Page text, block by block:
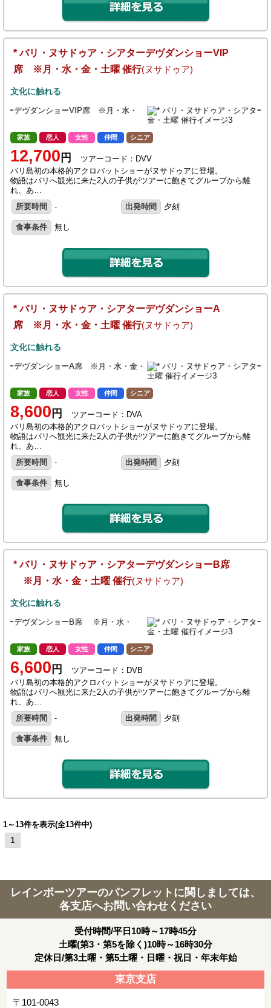
* バリ・ヌサドゥア・シアターデヴダンショーVIP
席 ※月・水・金・土曜 催行(ヌサドゥア)
文化に触れる
家族 恋人 女性 仲間 シニア
12,700 円
ツアーコード：DVV
バリ島初の本格的アクロバットショーがヌサドゥアに登場。
物語はバリへ観光に来た2人の子供がツアーに飽きてグループから離
れ、あ…
所要時間
- 出発時間 夕刻
食事条件 無し
* バリ・ヌサドゥア・シアターデヴダンショーA
席 ※月・水・金・土曜 催行(ヌサドゥア)
文化に触れる
家族 恋人 女性 仲間 シニア
8,600 円
ツアーコード：DVA
バリ島初の本格的アクロバットショーがヌサドゥアに登場。
物語はバリへ観光に来た2人の子供がツアーに飽きてグループから離
れ、あ…
所要時間
- 出発時間 夕刻
食事条件 無し
* バリ・ヌサドゥア・シアターデヴダンショーB席
※月・水・金・土曜 催行(ヌサドゥア)
文化に触れる
家族 恋人 女性 仲間 シニア
6,600 円
ツアーコード：DVB
バリ島初の本格的アクロバットショーがヌサドゥアに登場。
物語はバリへ観光に来た2人の子供がツアーに飽きてグループから離
れ、あ…
所要時間
- 出発時間 夕刻
食事条件 無し
1～13件を表示(全13件中)
1
レインボーツアーのパンフレットに関しましては、
各支店へお問い合わせください
受付時間/平日10時～17時45分
土曜(第3・第5を除く)10時～16時30分
定休日/第3土曜・第5土曜・日曜・祝日・年末年始
東京支店
〒101-0043